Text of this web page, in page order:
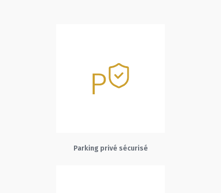
Parking privé sécurisé